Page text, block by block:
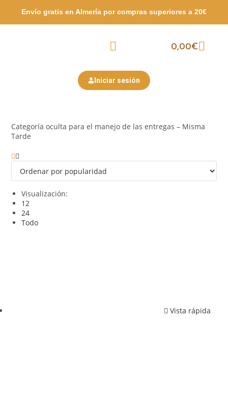
Envío gratis en Almería por compras superiores a 20€
0,00€
Iniciar sesión
Categoría oculta para el manejo de las entregas – Misma
Tarde
Visualización:
12
24
Todo
Vista rápida